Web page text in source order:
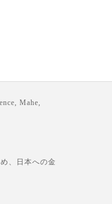
Mahe,
、日本への金